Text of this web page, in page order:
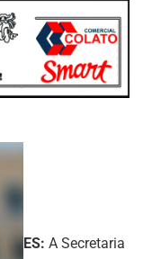
ES: A Secretaria